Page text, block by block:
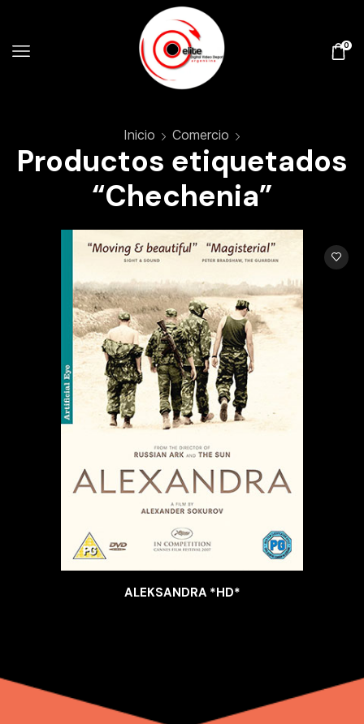
0
Inicio Comercio
Productos etiquetados
“Chechenia”
ALEKSANDRA *HD*